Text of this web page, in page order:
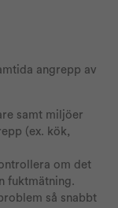
angrepp av
samt miljöer
(ex. kök,
om det
fuktmätning.
så snabbt